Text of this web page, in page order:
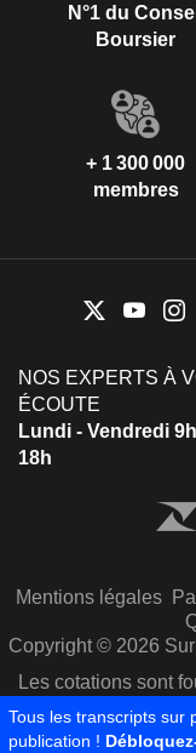
N°1 du
Boursier
+ 1 300 000
membres
NOS EXPERTS À
ÉCOUTE
Lundi - Vendredi
18h
Mentions légales
Copyright © 2026
Les cotations sont
Tous les transcripts sur
publication !